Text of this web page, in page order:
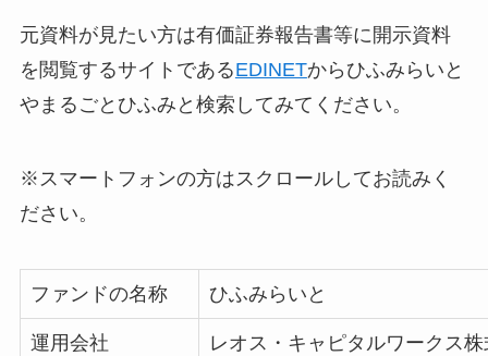
元資料が見たい方は有価証券報告書等に開示資料
を閲覧するサイトであるEDINETからひふみらいと
やまるごとひふみと検索してみてください。
※スマートフォンの方はスクロールしてお読みく
ださい。
ファンドの名称 ひふみらいと
運用会社 レオス・キャピタルワークス